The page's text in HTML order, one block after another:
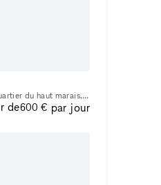
Boutique située dans le quartier du haut marais, Paris 3, à disposition pour tous types d'événements, expositions, pop-up, showroom ou Fashion Week. Si vous chercher et/ou souhaitez louer notre jolie
de600 € par jour